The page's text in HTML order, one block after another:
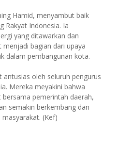
Hamid, menyambut baik
Rakyat Indonesia. Ia
yang ditawarkan dan
bagian dari upaya
dalam pembangunan kota.
oleh seluruh pengurus
Mereka meyakini bahwa
pemerintah daerah,
semakin berkembang dan
(Kef)